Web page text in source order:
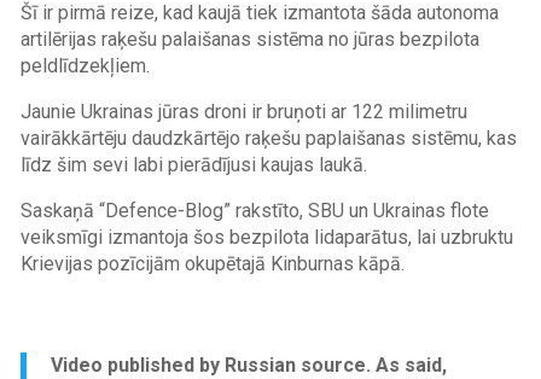
Šī ir pirmā reize, kad kaujā tiek izmantota šāda autonoma
artilērijas raķešu palaišanas sistēma no jūras bezpilota
peldlīdzekļiem.
Jaunie Ukrainas jūras droni ir bruņoti ar 122 milimetru
vairākkārtēju daudzkārtējo raķešu paplaišanas sistēmu, kas
līdz šim sevi labi pierādījusi kaujas laukā.
Saskaņā “Defence-Blog” rakstīto, SBU un Ukrainas flote
veiksmīgi izmantoja šos bezpilota lidaparātus, lai uzbruktu
Krievijas pozīcijām okupētajā Kinburnas kāpā.
Video published by Russian source. As said,